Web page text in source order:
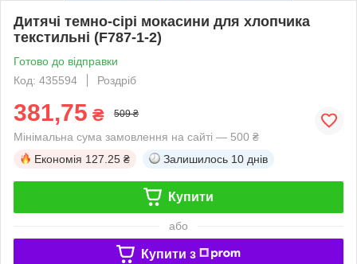
Дитячі темно-сірі мокасини для хлопчика
текстильні (F787-1-2)
Готово до відправки
Код: 435594
Роздріб
381,75 ₴ 509 ₴
Мінімальна сума замовлення на сайті — 500 ₴
Економія 127.25 ₴ Залишилось 10 днів
Купити
або
Купити з